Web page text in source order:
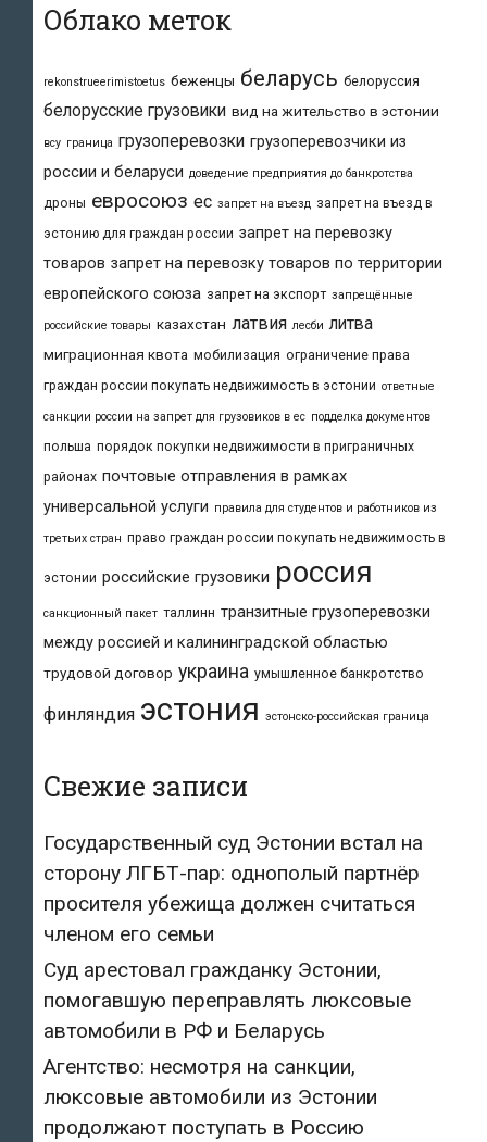
Облако меток
rekonstrueerimistoetus беженцы беларусь белоруссия
белорусские грузовики вид на жительство в эстонии
всу граница грузоперевозки грузоперевозчики из
россии и беларуси доведение предприятия до банкротства
дроны евросоюз ес запрет на въезд запрет на въезд в
эстонию для граждан россии запрет на перевозку
товаров запрет на перевозку товаров по территории
европейского союза запрет на экспорт запрещённые
российские товары казахстан латвия лесби литва
миграционная квота мобилизация ограничение права
граждан россии покупать недвижимость в эстонии ответные
санкции россии на запрет для грузовиков в ес подделка документов
польша порядок покупки недвижимости в приграничных
районах почтовые отправления в рамках
универсальной услуги правила для студентов и работников из
третьих стран право граждан россии покупать недвижимость в
эстонии российские грузовики россия
санкционный пакет таллинн транзитные грузоперевозки
между россией и калининградской областью
трудовой договор украина умышленное банкротство
финляндия эстония эстонско-российская граница
Свежие записи
Государственный суд Эстонии встал на
сторону ЛГБТ-пар: однополый партнёр
просителя убежища должен считаться
членом его семьи
Суд арестовал гражданку Эстонии,
помогавшую переправлять люксовые
автомобили в РФ и Беларусь
Агентство: несмотря на санкции,
люксовые автомобили из Эстонии
продолжают поступать в Россию